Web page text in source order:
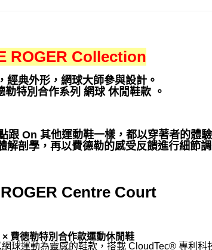
ROGER Collection
經典外形，網球大師參與設計。
勒特別合作系列 網球 休閒鞋款 。
跟 On 其他運動鞋一樣，都以穿著者的體
解剖學，再以費德勒的感受反饋進行細節調
Centre Court
× 費德勒特別合作款運動休閒鞋
球運動為靈感的鞋款，搭載 CloudTec® 專利科